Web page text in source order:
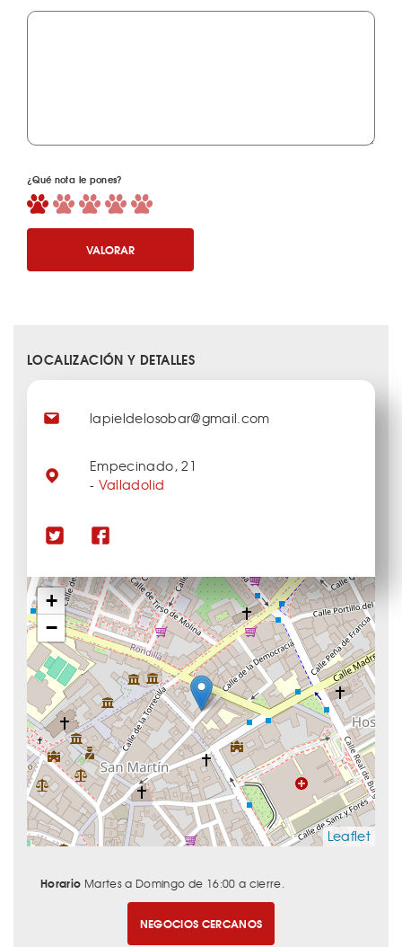
¿Qué nota le pones?
VALORAR
LOCALIZACIÓN Y DETALLES
+
−
Leaflet
lapieldelosobar@gmail.com
Empecinado, 21
- Valladolid
Horario Martes a Domingo de 16:00 a cierre.
NEGOCIOS CERCANOS